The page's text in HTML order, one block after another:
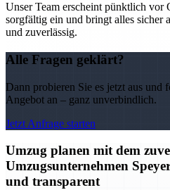
Unser Team erscheint pünktlich vor
sorgfältig ein und bringt alles sicher
und zuverlässig.
Alle Fragen geklärt?
Dann probieren Sie es jetzt aus
Angebot an – ganz unverbindlich.
Jetzt Anfrage starten
Umzug planen mit dem
Umzugsunternehmen
und transparent